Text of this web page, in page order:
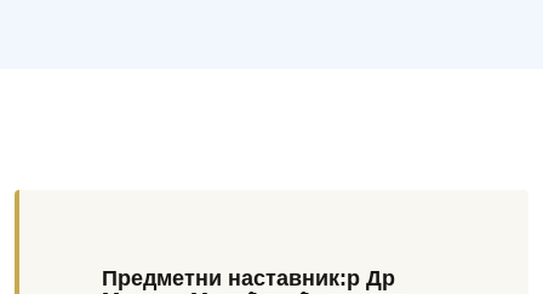
Предметни наставник:р Др